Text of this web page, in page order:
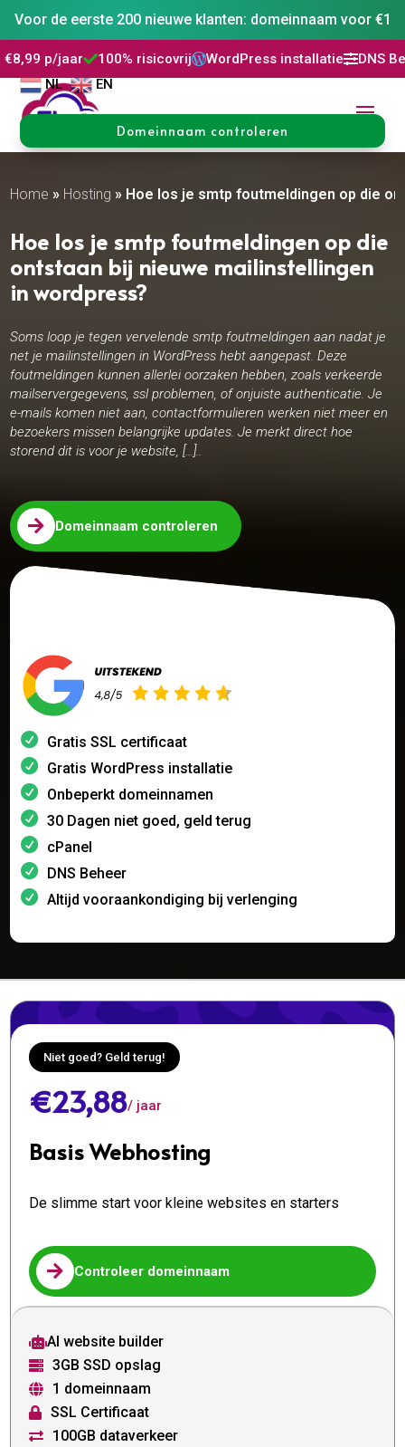
Voor de eerste 200 nieuwe klanten: domeinnaam voor €1
100% risicovrijWordPress installatieDNS Beheer30
NL
EN
Domeinnaam controleren
Home » Hosting » Hoe los je smtp foutmeldingen op die
Hoe los je smtp foutmeldingen op die
ontstaan bij nieuwe mailinstellingen
in wordpress?
Soms loop je tegen vervelende smtp foutmeldingen aan nadat je
net je mailinstellingen in WordPress hebt aangepast. Deze
foutmeldingen kunnen allerlei oorzaken hebben, zoals verkeerde
mailservergegevens, ssl problemen, of onjuiste authenticatie. Je
e-mails komen niet aan, contactformulieren werken niet meer en
bezoekers missen belangrijke updates. Je merkt direct hoe
storend dit is voor je website, […]..
 Domeinnaam controleren
Gratis SSL certificaat
Gratis WordPress installatie
Onbeperkt domeinnamen
30 Dagen niet goed, geld terug
cPanel
DNS Beheer
Altijd vooraankondiging bij verlenging
Niet goed? Geld terug!
€23,88/ jaar
Basis Webhosting
De slimme start voor kleine websites en starters
 Controleer domeinnaam
AI website builder
 3GB SSD opslag
 1 domeinnaam
 SSL Certificaat
 100GB dataverkeer